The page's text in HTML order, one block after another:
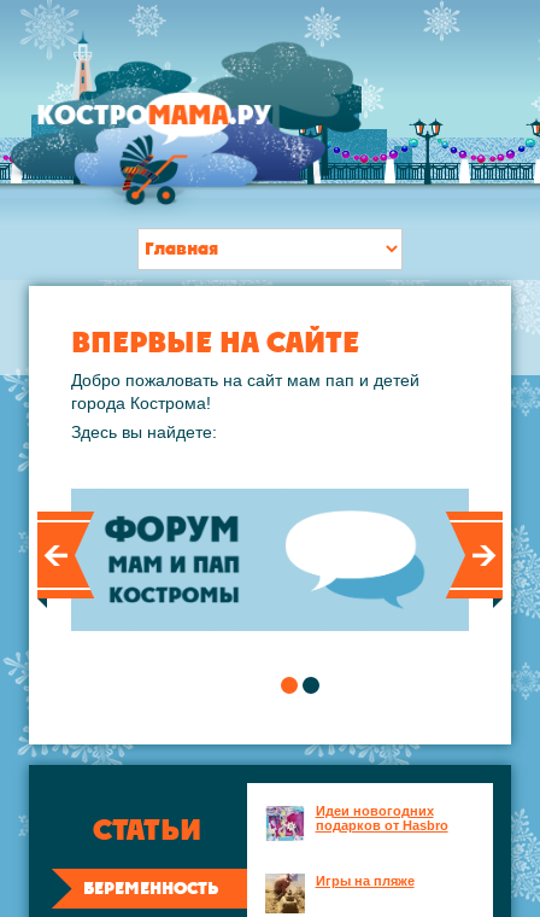
ВПЕРВЫЕ НА САЙТЕ
Добро пожаловать на сайт мам пап и детей
города Кострома!
Здесь вы найдете:
СТАТЬИ
БЕРЕМЕННОСТЬ
Идеи новогодних
подарков от Hasbro
Игры на пляже